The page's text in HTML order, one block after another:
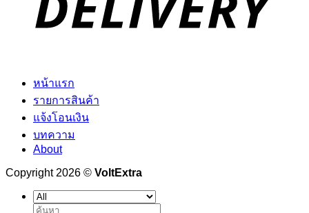
หน้าแรก
รายการสินค้า
แจ้งโอนเงิน
บทความ
About
Copyright 2026 © VoltExtra